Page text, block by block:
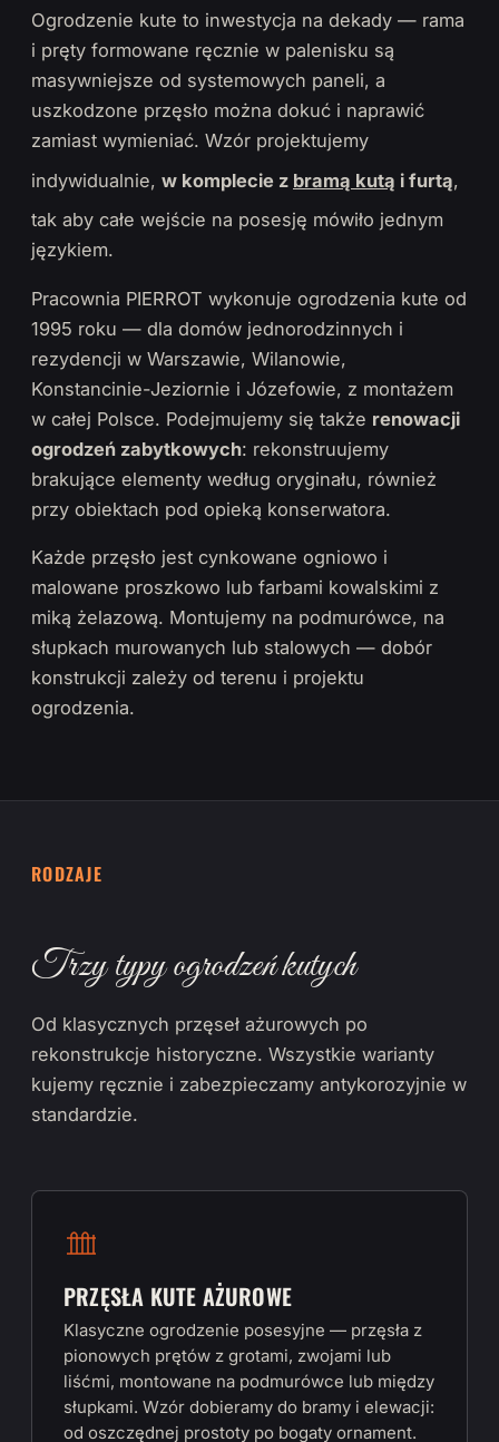
Ogrodzenie kute to inwestycja na dekady — rama
i pręty formowane ręcznie w palenisku są
masywniejsze od systemowych paneli, a
uszkodzone przęsło można dokuć i naprawić
zamiast wymieniać. Wzór projektujemy
indywidualnie, w komplecie z bramą kutą i furtą,
tak aby całe wejście na posesję mówiło jednym
językiem.
Pracownia PIERROT wykonuje ogrodzenia kute od
1995 roku — dla domów jednorodzinnych i
rezydencji w Warszawie, Wilanowie,
Konstancinie-Jeziornie i Józefowie, z montażem
w całej Polsce. Podejmujemy się także renowacji
ogrodzeń zabytkowych: rekonstruujemy
brakujące elementy według oryginału, również
przy obiektach pod opieką konserwatora.
Każde przęsło jest cynkowane ogniowo i
malowane proszkowo lub farbami kowalskimi z
miką żelazową. Montujemy na podmurówce, na
słupkach murowanych lub stalowych — dobór
konstrukcji zależy od terenu i projektu
ogrodzenia.
RODZAJE
Trzy typy ogrodzeń kutych
Od klasycznych przęseł ażurowych po
rekonstrukcje historyczne. Wszystkie warianty
kujemy ręcznie i zabezpieczamy antykorozyjnie w
standardzie.
PRZĘSŁA KUTE AŻUROWE
Klasyczne ogrodzenie posesyjne — przęsła z
pionowych prętów z grotami, zwojami lub
liśćmi, montowane na podmurówce lub między
słupkami. Wzór dobieramy do bramy i elewacji:
od oszczędnej prostoty po bogaty ornament.